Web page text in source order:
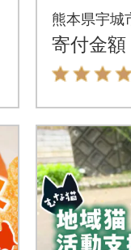
あり】
熊本県宇城
寄付金額